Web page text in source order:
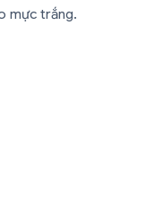
mực trắng.